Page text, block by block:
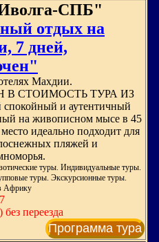
СПБ"
отдых на
7 дней,
Махдии.
В СТОИМОСТЬ ТУРА ИЗ
и аутентичный
на живописном мысе в 45
идеально подходит для
пляжей и
туры. Индивидуальные туры.
туры. Экскурсионные туры.
Африку
переезда
Программа тура